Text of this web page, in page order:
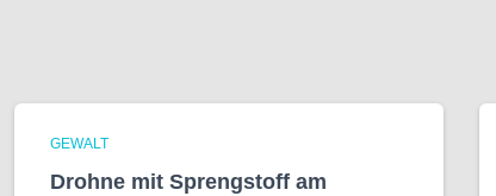
GEWALT
Drohne mit Sprengstoff am